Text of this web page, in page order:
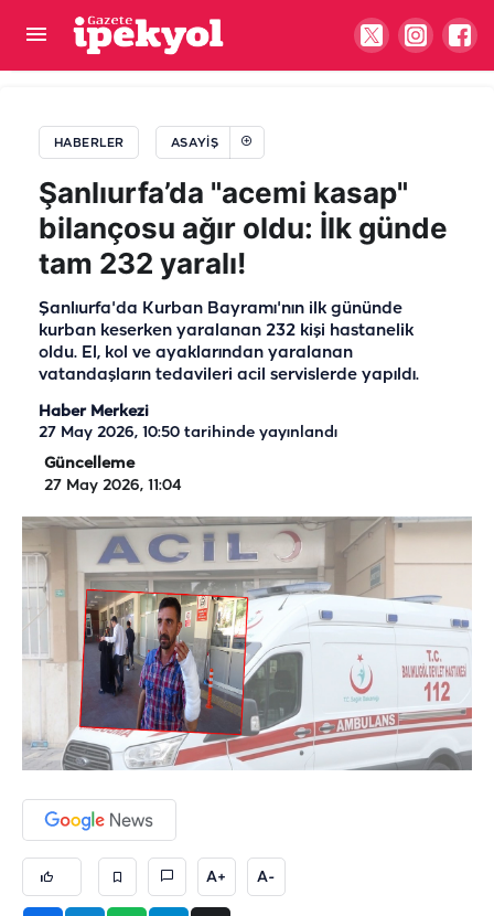
HABERLER ASAYIŞ
Şanlıurfa’da "acemi kasap"
bilançosu ağır oldu: İlk günde
tam 232 yaralı!
Şanlıurfa'da Kurban Bayramı'nın ilk gününde
kurban keserken yaralanan 232 kişi hastanelik
oldu. El, kol ve ayaklarından yaralanan
vatandaşların tedavileri acil servislerde yapıldı.
Haber Merkezi
27 May 2026, 10:50 tarihinde yayınlandı
Güncelleme
27 May 2026, 11:04
A+ A-
Gaziantep-Şanlıurfa yolunda plaka hilesi pahalıya